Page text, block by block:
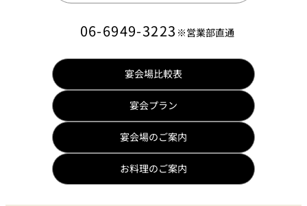
06-6949-3223 ※営業部直通
宴会場比較表
宴会プラン
宴会場のご案内
お料理のご案内